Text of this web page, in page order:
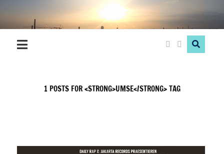
Hood
1 POSTS FOR <STRONG>UMSE</STRONG> TAG